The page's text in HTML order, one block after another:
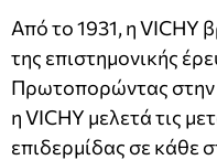
Από το 1931, η VICHY
της επιστημονικής
Πρωτοπορώντας στην
η VICHY μελετά τις
επιδερμίδας σε κάθε